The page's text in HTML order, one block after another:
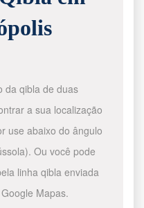
da qibla de duas
a sua localização
use abaixo do ângulo
Ou você pode
linha qibla enviada
Mapas.